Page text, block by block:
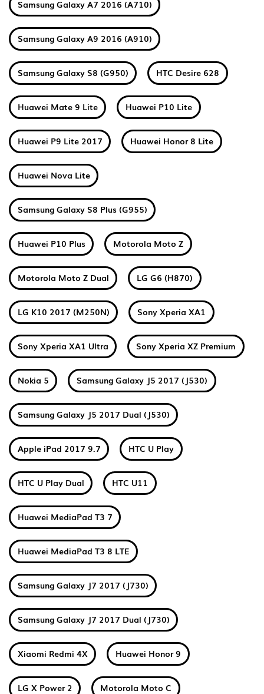
Samsung Galaxy A7 2016 (A710)
Samsung Galaxy A9 2016 (A910)
Samsung Galaxy S8 (G950) HTC Desire 628
Huawei Mate 9 Lite Huawei P10 Lite
Huawei P9 Lite 2017 Huawei Honor 8 Lite
Huawei Nova Lite
Samsung Galaxy S8 Plus (G955)
Huawei P10 Plus Motorola Moto Z
Motorola Moto Z Dual LG G6 (H870)
LG K10 2017 (M250N) Sony Xperia XA1
Sony Xperia XA1 Ultra Sony Xperia XZ Premium
Nokia 5 Samsung Galaxy J5 2017 (J530)
Samsung Galaxy J5 2017 Dual (J530)
Apple iPad 2017 9.7 HTC U Play
HTC U Play Dual HTC U11
Huawei MediaPad T3 7
Huawei MediaPad T3 8 LTE
Samsung Galaxy J7 2017 (J730)
Samsung Galaxy J7 2017 Dual (J730)
Xiaomi Redmi 4X Huawei Honor 9
LG X Power 2 Motorola Moto C